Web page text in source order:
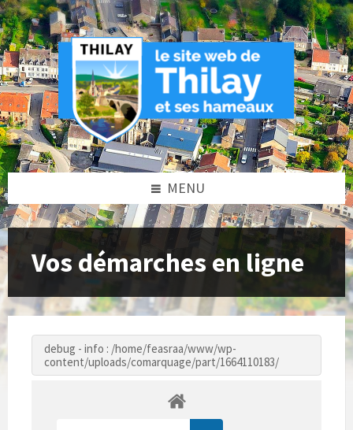
Skip
to
content
Skip
to
left
sidebar
Skip
to
footer
MENU
Vos démarches en ligne
debug - info : /home/feasraa/www/wp-
content/uploads/comarquage/part/1664110183/